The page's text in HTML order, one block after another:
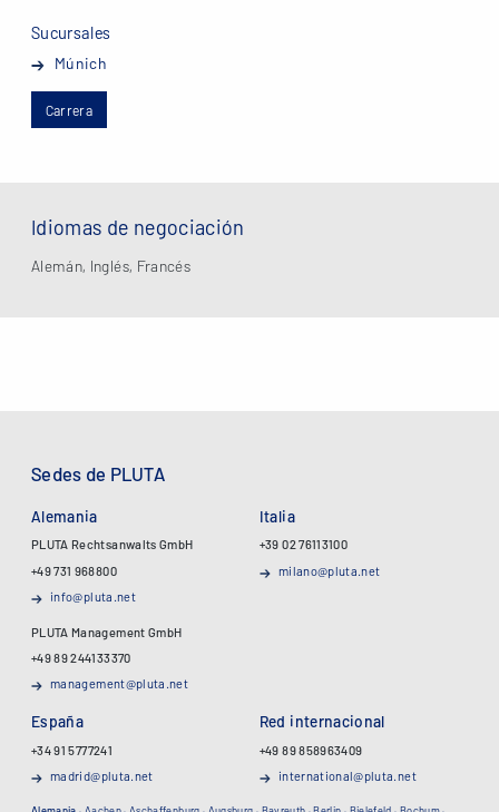
Sucursales
Múnich
Carrera
Idiomas de negociación
Alemán, Inglés, Francés
Sedes de PLUTA
Alemania
PLUTA Rechtsanwalts GmbH
+49 731 968800
info@pluta.net
PLUTA Management GmbH
+49 89 244133370
management@pluta.net
Italia
+39 02 76113100
milano@pluta.net
España
+34 91 5777241
madrid@pluta.net
Red internacional
+49 89 858963409
international@pluta.net